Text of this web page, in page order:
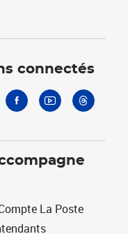
connectés
La Poste